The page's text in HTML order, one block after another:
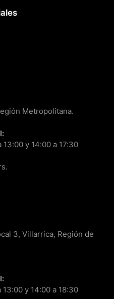
Metropolitana.
y 14:00 a 17:30
3, Villarrica, Región de
y 14:00 a 18:30